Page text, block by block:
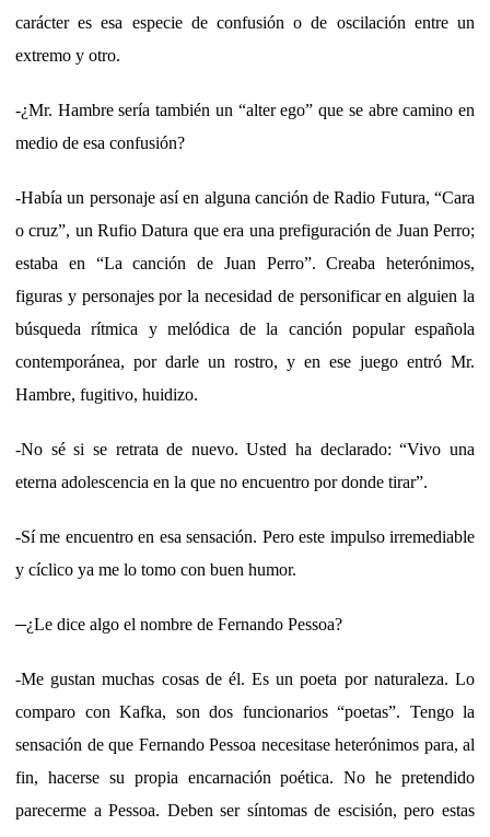
carácter es esa especie de confusión o de oscilación entre un
extremo y otro.
-¿Mr. Hambre sería también un “alter ego” que se abre camino en
medio de esa confusión?
-Había un personaje así en alguna canción de Radio Futura, “Cara
o cruz”, un Rufio Datura que era una prefiguración de Juan Perro;
estaba en “La canción de Juan Perro”. Creaba heterónimos,
figuras y personajes por la necesidad de personificar en alguien la
búsqueda rítmica y melódica de la canción popular española
contemporánea, por darle un rostro, y en ese juego entró Mr.
Hambre, fugitivo, huidizo.
-No sé si se retrata de nuevo. Usted ha declarado: “Vivo una
eterna adolescencia en la que no encuentro por donde tirar”.
-Sí me encuentro en esa sensación. Pero este impulso irremediable
y cíclico ya me lo tomo con buen humor.
–¿Le dice algo el nombre de Fernando Pessoa?
-Me gustan muchas cosas de él. Es un poeta por naturaleza. Lo
comparo con Kafka, son dos funcionarios “poetas”. Tengo la
sensación de que Fernando Pessoa necesitase heterónimos para, al
fin, hacerse su propia encarnación poética. No he pretendido
parecerme a Pessoa. Deben ser síntomas de escisión, pero estas